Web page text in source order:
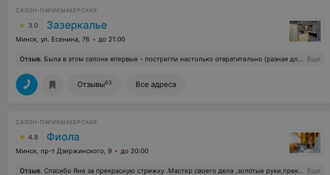
САЛОН-ПАРИКМАХЕРСКАЯ
3.0 Зазеркалье
Минск, ул. Есенина, 76 до 21:00
Отзыв. Была в этом салоне впервые - постригли настолько отвратительно (разная длина по бокам, абсолютно ненужная тонким волосам филировка, волосы стали казаться редкими и безжизненными), что забрала деньги и пошла исправлять к другому мастеру в другой салон. Итог - длина волос меньше желаемой на 7 см (при длине по окончании до середины шеи). Хочется то же самое сделать с руками мастера, что изуродовала мои волосы. Еще
Отзывы63 Все адреса
САЛОН-ПАРИКМАХЕРСКАЯ
4.8 Фиола
Минск, пр-т Дзержинского, 9 до 20:00
Отзыв. Спасибо Яне за прекрасную стрижку .Мастер своего дела ,золотые руки,прекрасная девушка .Только к ней буду ходить! Еще